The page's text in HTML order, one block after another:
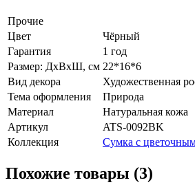
Прочие
Цвет
Чёрный
Гарантия
1 год
Размер: ДхВхШ, см 22*16*6
Вид декора
Художественная
Тема оформления
Природа
Материал
Натуральная кожа
Артикул
ATS-0092BK
Коллекция
Сумка с
Похожие товары (3)